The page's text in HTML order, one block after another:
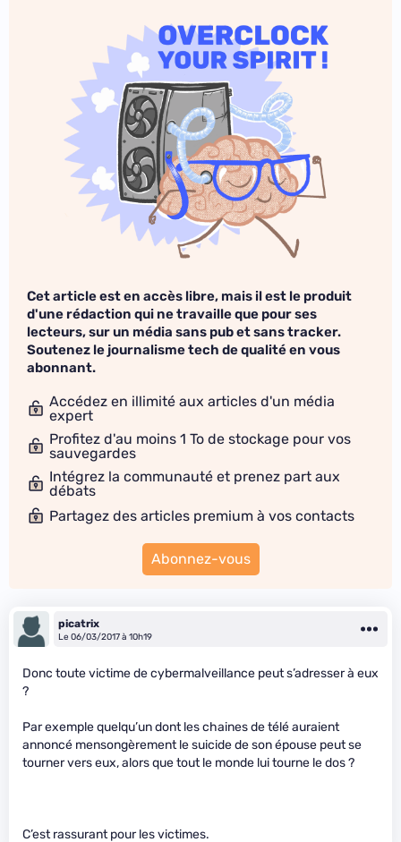
Cet article est en accès libre, mais il est le produit
d'une rédaction qui ne travaille que pour ses
lecteurs, sur un média sans pub et sans tracker.
Soutenez le journalisme tech de qualité en vous
abonnant.
Accédez en illimité aux articles d'un média
expert
Profitez d'au moins 1 To de stockage pour vos
sauvegardes
Intégrez la communauté et prenez part aux
débats
Partagez des articles premium à vos contacts
Abonnez-vous
picatrix
Le 06/03/2017 à 10h19
Donc toute victime de cybermalveillance peut s’adresser à eux
?
Par exemple quelqu’un dont les chaines de télé auraient
annoncé mensongèrement le suicide de son épouse peut se
tourner vers eux, alors que tout le monde lui tourne le dos ?
C’est rassurant pour les victimes.